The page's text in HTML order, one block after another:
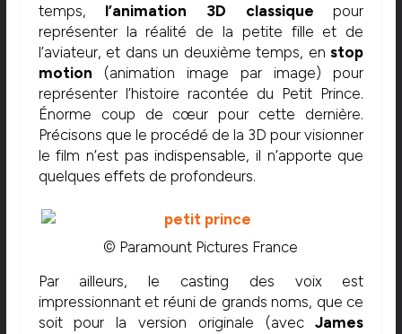
temps, l’animation 3D classique pour
représenter la réalité de la petite fille et de
l’aviateur, et dans un deuxième temps, enstop
motion (animation image par image) pour
représenter l’histoire racontée du Petit Prince.
Énorme coup de cœur pour cette dernière.
Précisons que le procédé de la 3D pour visionner
le film n’est pas indispensable, il n’apporte que
quelques effets de profondeurs.
© Paramount Pictures France
Par ailleurs, le casting des voix est
impressionnant et réuni de grands noms, que ce
soit pour la version originale (avecJames